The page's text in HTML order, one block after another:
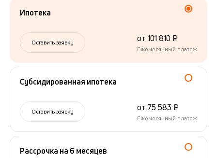
Ипотека
Оставить заявку от 101 810 ₽
Ежемесячный платеж
Субсидированная ипотека
Оставить заявку от 75 583 ₽
Ежемесячный платеж
Рассрочка на 6 месяцев